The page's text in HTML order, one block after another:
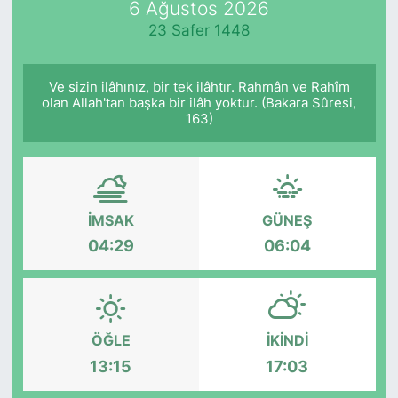
6 Ağustos 2026
23 Safer 1448
Ve sizin ilâhınız, bir tek ilâhtır. Rahmân ve Rahîm
olan Allah'tan başka bir ilâh yoktur. (Bakara Sûresi,
163)
İMSAK
04:29
GÜNEŞ
06:04
ÖĞLE
13:15
İKINDI
17:03
KÖŞE YAZILARI
KÖŞE YAZILARI (Arşiv)
RÖPORTAJ
SARIYER HABERLERİ
SARIYER İMAR BARIŞI
SEKTÖR